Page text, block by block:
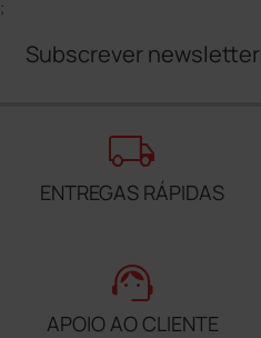
;
Subscrever newsletter
local_shipping
ENTREGAS RÁPIDAS
support_agent
APOIO AO CLIENTE